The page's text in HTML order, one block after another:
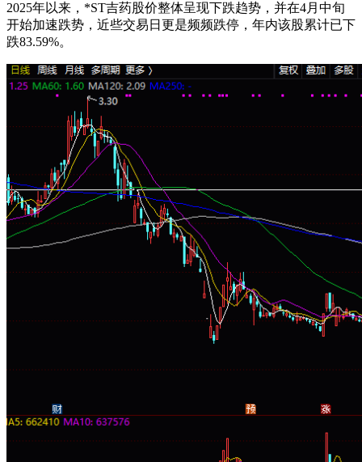
2025年以来，*ST吉药股价整体呈现下跌趋势，并在4月中旬
开始加速跌势，近些交易日更是频频跌停，年内该股累计已下
跌83.59%。